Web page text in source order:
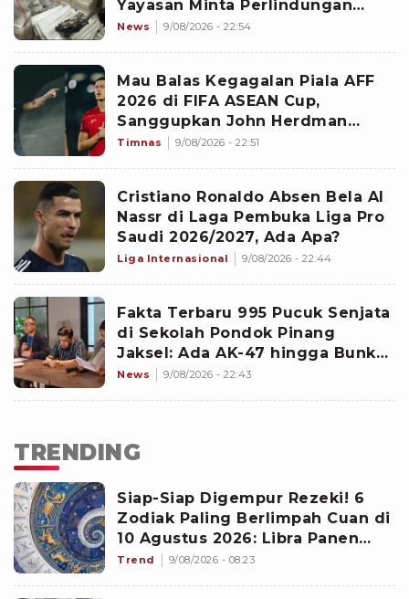
Yayasan Minta Perlindungan
KPAI: Bagaimana Nasib Para
News 9/08/2026 - 22:54
Mau Balas Kegagalan Piala AFF
2026 di FIFA ASEAN Cup,
Sanggupkan John Herdman
Bawa Jay Idzes ke Timnas
Timnas 9/08/2026 - 22:51
Cristiano Ronaldo Absen Bela Al
Nassr di Laga Pembuka Liga Pro
Saudi 2026/2027, Ada Apa?
Liga Internasional 9/08/2026 - 22:44
Fakta Terbaru 995 Pucuk Senjata
di Sekolah Pondok Pinang
Jaksel: Ada AK-47 hingga Bunker
Terkunci
News 9/08/2026 - 22:43
TRENDING
Siap-Siap Digempur Rezeki! 6
Zodiak Paling Berlimpah Cuan di
10 Agustus 2026: Libra Panen
Proyek Emas
Trend 9/08/2026 - 08:23